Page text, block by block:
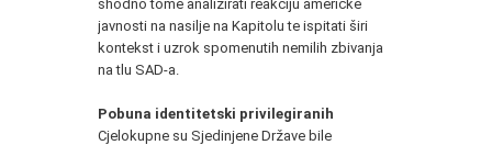
shodno tome analizirati reakciju američke
javnosti na nasilje na Kapitolu te ispitati širi
kontekst i uzrok spomenutih nemilih zbivanja
na tlu SAD-a.
Pobuna identitetski privilegiranih
Cjelokupne su Sjedinjene Države bile